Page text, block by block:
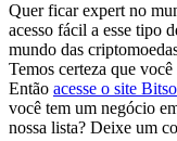
Quer ficar expert no
acesso fácil a esse tipo
mundo das
Temos certeza que
Então acesse o site Bitso
você tem um negócio
nossa lista? Deixe um